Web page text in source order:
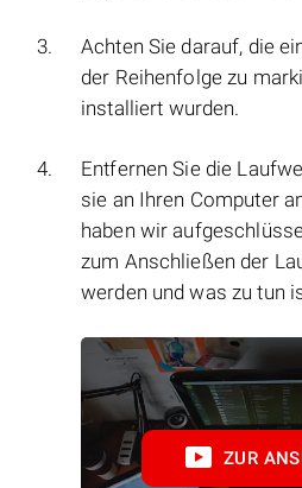
Achten Sie darauf, die
der Reihenfolge zu
installiert wurden.
Entfernen Sie die
sie an Ihren Computer
haben wir
zum Anschließen der
werden und was zu tun
ZUR